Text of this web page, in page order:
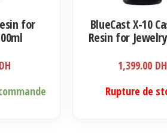
for
DH
BlueCast X-10
Resin for
1,399.00 DH
Rupture de